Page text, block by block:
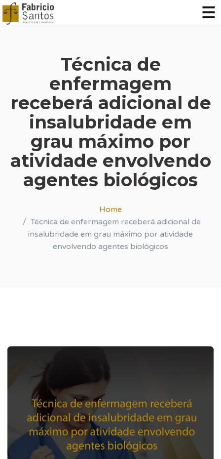
Técnica de
enfermagem
receberá adicional de
insalubridade em
grau máximo por
atividade envolvendo
agentes biológicos
Home
Técnica de enfermagem receberá adicional de
insalubridade em grau máximo por atividade
envolvendo agentes biológicos